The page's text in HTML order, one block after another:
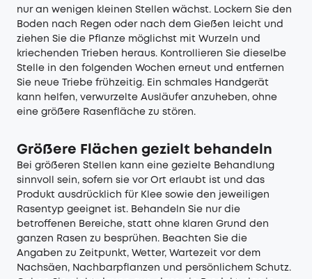
nur an wenigen kleinen Stellen wächst. Lockern Sie den
Boden nach Regen oder nach dem Gießen leicht und
ziehen Sie die Pflanze möglichst mit Wurzeln und
kriechenden Trieben heraus. Kontrollieren Sie dieselbe
Stelle in den folgenden Wochen erneut und entfernen
Sie neue Triebe frühzeitig. Ein schmales Handgerät
kann helfen, verwurzelte Ausläufer anzuheben, ohne
eine größere Rasenfläche zu stören.
Größere Flächen gezielt behandeln
Bei größeren Stellen kann eine gezielte Behandlung
sinnvoll sein, sofern sie vor Ort erlaubt ist und das
Produkt ausdrücklich für Klee sowie den jeweiligen
Rasentyp geeignet ist. Behandeln Sie nur die
betroffenen Bereiche, statt ohne klaren Grund den
ganzen Rasen zu besprühen. Beachten Sie die
Angaben zu Zeitpunkt, Wetter, Wartezeit vor dem
Nachsäen, Nachbarpflanzen und persönlichem Schutz.